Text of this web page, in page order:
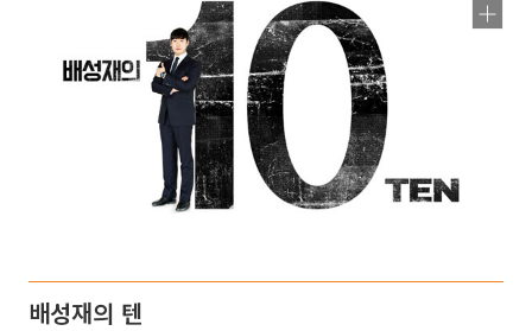
배성재의 텐